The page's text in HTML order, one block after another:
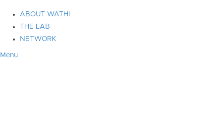
ABOUT WATHI
THE LAB
NETWORK
Menu